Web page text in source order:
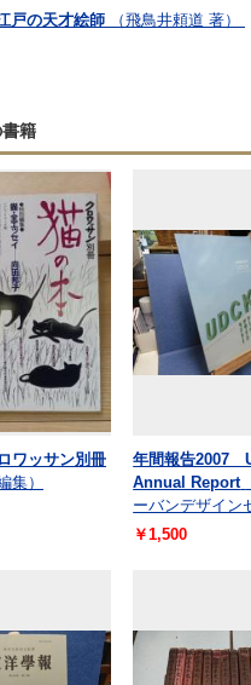
戸の天才絵師
（飛鳥井頼道 著）
籍
ワッサン別冊
集）
年間報告2007
Annual Report
ーバンデザイン
￥1,500